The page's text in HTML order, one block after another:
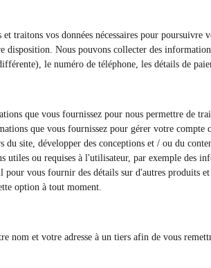
et traitons vos données nécessaires pour
disposition. Nous pouvons collecter des
le numéro de téléphone, les détails de
que vous fournissez pour nous permettre de
que vous fournissez pour gérer votre
site, développer des conceptions et / ou du
utiles ou requises à l'utilisateur, par exemple des
pour vous fournir des détails sur d'autres produits
option à tout moment.
nom et votre adresse à un tiers afin de vous